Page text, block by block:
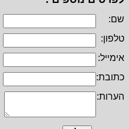
שם:
טלפון:
אימייל:
כתובת:
הערות: